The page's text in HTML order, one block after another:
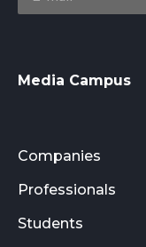
Media Campus
Companies
Professionals
Students